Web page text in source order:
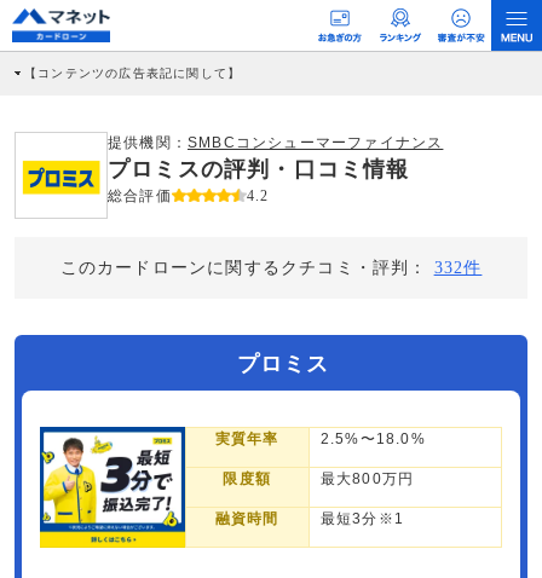
【コンテンツの広告表記に関して】
社に対して企業から紹介報酬が支払われるという収益モデルです。 ただし、特定の
商品を根拠なくPRするものではなく、当編集部の調査／ユーザーへの口コミ収集な
どに基づき、公平性を担保した情報提供を行っています。
>提携企業一覧
提供機関： SMBCコンシューマーファイナンス
プロミスの評判・口コミ情報
総合評価 4.2
このカードローンに関するクチコミ・評判： 332件
プロミス
実質年率 2.5%〜18.0%
限度額 最大800万円
融資時間 最短3分※1